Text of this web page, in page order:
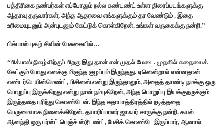
பத்திரிகை நண்பர்கள் எப்போதும் நல்ல கண்டண்ட் உள்ள திரைப்படங்களுக்கு
ஆதரவு தருவார்கள், அந்த ஆதரவை எங்களுக்கும் தர வேண்டும் . இதை
உரிமையுடனும் அன்புடனும் கேட்டுக் கொள்கிறேன். உங்கள் வருகைக்கு நன்றி.”
பிக்பாஸ் புகழ் சிவின் பேசுகையில்…
“பிக்பாஸ் நிகழ்விற்குப் பிறகு இது தான் என் முதல் மேடை. முதலில் கதையைக்
கேட்கும் போது எனக்கு மிகுந்த குழப்பம் இருந்தது. ஏனென்றால் என்னதான்
எண்டர்டெயின்மெண்ட், பிசினஸ் என்று இருந்தாலும், அதைத் தாண்டி நமக்கு ஒரு
பொறுப்பு இருக்கிறது என்று நான் நம்புகிறேன், அந்த பொறுப்பு இயக்குநருக்கும்
இருந்ததை புரிந்து கொண்டேன். இந்த கதாபாத்திரத்தில் நடித்ததை
பெருமையாக நினைக்கிறேன். தயாரிப்பாளர் ஜாஃபர் சாருக்கு நன்றி. கயல்
ஆனந்தி ஒரு பர்ஸ்ட் பெஞ்ச் ஸ்டூடண்ட், பேசிக் கொண்டே இருப்பார், ஆனால்